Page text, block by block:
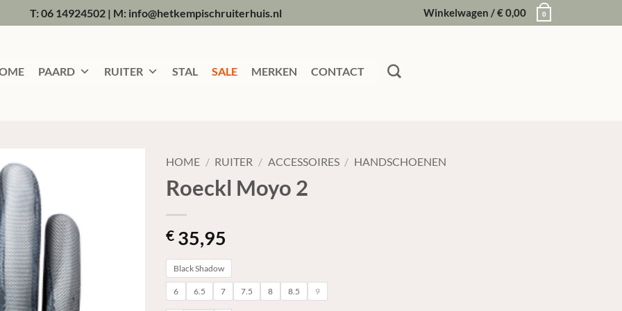
T: 06 14924502| M: info@hetkempischruiterhuis.nl Winkelwagen /€0,00 0
PAARD RUITER STAL SALE MERKEN CONTACT
HOME / RUITER / ACCESSOIRES / HANDSCHOENEN
Roeckl Moyo 2
€ 35,95
Black Shadow
6 6.5 7 7.5 8 8.5 9